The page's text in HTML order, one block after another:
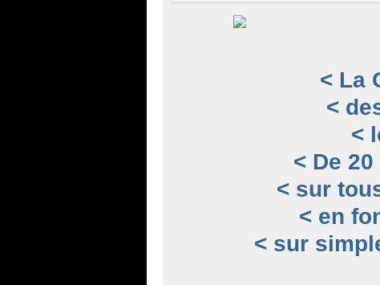
< La
<
<
< De
< sur
< en
< sur